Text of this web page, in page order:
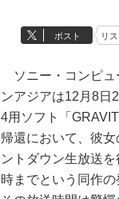
ポスト リス
ソニー・コンピュ
ンアジアは12月8日
4用ソフト「
帰還において、彼
ントダウン生放送
時までという同作の